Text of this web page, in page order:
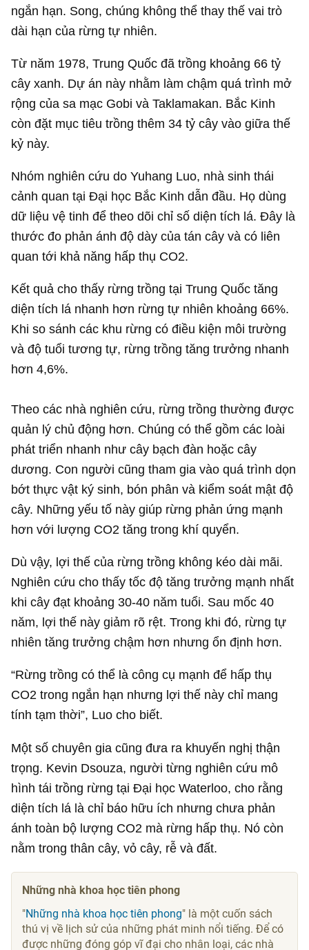
ngắn hạn. Song, chúng không thể thay thế vai trò
dài hạn của rừng tự nhiên.
Từ năm 1978, Trung Quốc đã trồng khoảng 66 tỷ
cây xanh. Dự án này nhằm làm chậm quá trình mở
rộng của sa mạc Gobi và Taklamakan. Bắc Kinh
còn đặt mục tiêu trồng thêm 34 tỷ cây vào giữa thế
kỷ này.
Nhóm nghiên cứu do Yuhang Luo, nhà sinh thái
cảnh quan tại Đại học Bắc Kinh dẫn đầu. Họ dùng
dữ liệu vệ tinh để theo dõi chỉ số diện tích lá. Đây là
thước đo phản ánh độ dày của tán cây và có liên
quan tới khả năng hấp thụ CO2.
Kết quả cho thấy rừng trồng tại Trung Quốc tăng
diện tích lá nhanh hơn rừng tự nhiên khoảng 66%.
Khi so sánh các khu rừng có điều kiện môi trường
và độ tuổi tương tự, rừng trồng tăng trưởng nhanh
hơn 4,6%.
Theo các nhà nghiên cứu, rừng trồng thường được
quản lý chủ động hơn. Chúng có thể gồm các loài
phát triển nhanh như cây bạch đàn hoặc cây
dương. Con người cũng tham gia vào quá trình dọn
bớt thực vật ký sinh, bón phân và kiểm soát mật độ
cây. Những yếu tố này giúp rừng phản ứng mạnh
hơn với lượng CO2 tăng trong khí quyển.
Dù vậy, lợi thế của rừng trồng không kéo dài mãi.
Nghiên cứu cho thấy tốc độ tăng trưởng mạnh nhất
khi cây đạt khoảng 30-40 năm tuổi. Sau mốc 40
năm, lợi thế này giảm rõ rệt. Trong khi đó, rừng tự
nhiên tăng trưởng chậm hơn nhưng ổn định hơn.
“Rừng trồng có thể là công cụ mạnh để hấp thụ
CO2 trong ngắn hạn nhưng lợi thế này chỉ mang
tính tạm thời”, Luo cho biết.
Một số chuyên gia cũng đưa ra khuyến nghị thận
trọng. Kevin Dsouza, người từng nghiên cứu mô
hình tái trồng rừng tại Đại học Waterloo, cho rằng
diện tích lá là chỉ báo hữu ích nhưng chưa phản
ánh toàn bộ lượng CO2 mà rừng hấp thụ. Nó còn
nằm trong thân cây, vỏ cây, rễ và đất.
Những nhà khoa học tiên phong
"Những nhà khoa học tiên phong" là một cuốn sách
thú vị về lịch sử của những phát minh nổi tiếng. Để có
được những đóng góp vĩ đại cho nhân loại, các nhà